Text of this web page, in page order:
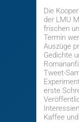
Die
der LMU
frischen
Termin
Auszüge
Gedichte
Tweet-
erste
Kaffee